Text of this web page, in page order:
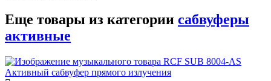
Еще товары из категории сабвуферы
активные